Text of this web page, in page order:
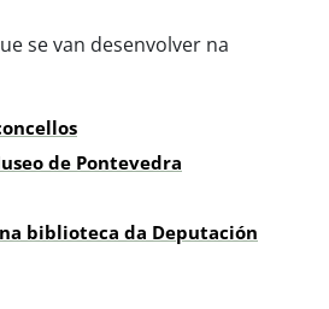
se van desenvolver na
de Pontevedra
biblioteca da Deputación